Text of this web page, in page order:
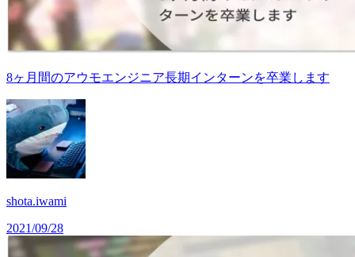
8ヶ月間のアウモエンジニア長期インターンを卒業します
shota.iwami
2021/09/28